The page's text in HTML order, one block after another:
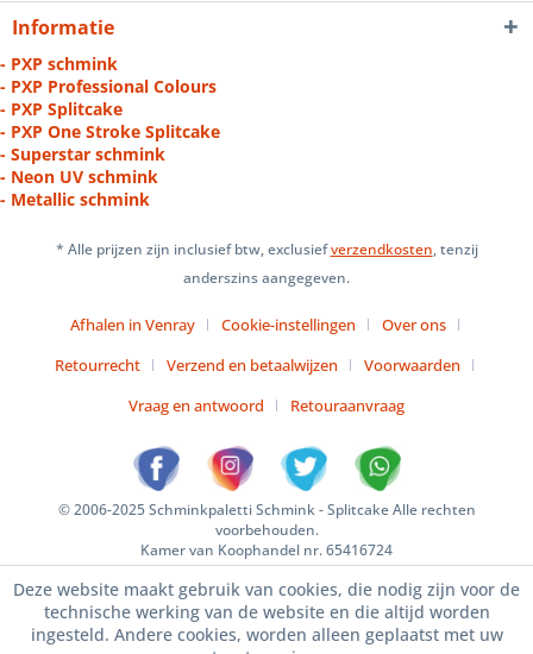
Informatie
- PXP schmink
- PXP Professional Colours
- PXP Splitcake
- PXP One Stroke Splitcake
- Superstar schmink
- Neon UV schmink
- Metallic schmink
* Alle prijzen zijn inclusief btw, exclusiefverzendkosten, tenzij
anderszins aangegeven.
Afhalen in Venray Cookie-instellingen
Over ons
Retourrecht
Verzend en betaalwijzen
Voorwaarden
Vraag en antwoord
Retouraanvraag
© 2006-2025 Schminkpaletti Schmink - Splitcake Alle rechten
voorbehouden.
Kamer van Koophandel nr. 65416724
Deze website maakt gebruik van cookies, die nodig zijn voor de
technische werking van de website en die altijd worden
ingesteld. Andere cookies, worden alleen geplaatst met uw